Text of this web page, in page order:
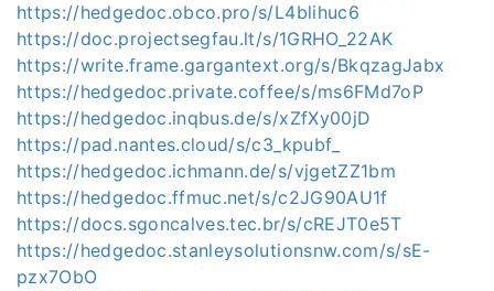
https://hedgedoc.obco.pro/s/L4blihuc6
https://doc.projectsegfau.lt/s/1GRHO_22AK
https://write.frame.gargantext.org/s/BkqzagJabx
https://hedgedoc.private.coffee/s/ms6FMd7oP
https://hedgedoc.inqbus.de/s/xZfXy00jD
https://pad.nantes.cloud/s/c3_kpubf_
https://hedgedoc.ichmann.de/s/vjgetZZ1bm
https://hedgedoc.ffmuc.net/s/c2JG90AU1f
https://docs.sgoncalves.tec.br/s/cREJT0e5T
https://hedgedoc.stanleysolutionsnw.com/s/sE-
pzx7ObO